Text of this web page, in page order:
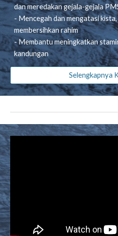
dan meredakan gejala-gejala
- Mencegah dan mengatasi
membersihkan rahim
- Membantu meningkatkan
kandungan
Selengkapnya